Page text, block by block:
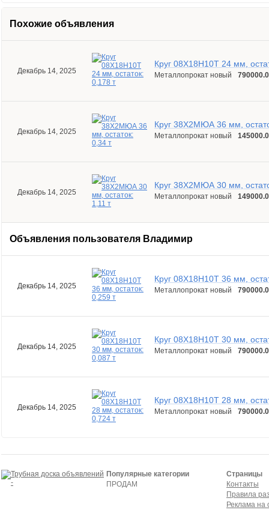
Похожие объявления
Декабрь 14, 2025
Круг 08Х18Н10Т 24 мм,
Металлопрокат новый
Декабрь 14, 2025
Круг 38Х2МЮА 36 мм,
Металлопрокат новый
Декабрь 14, 2025
Круг 38Х2МЮА 30 мм,
Металлопрокат новый
Объявления пользователя Владимир
Декабрь 14, 2025
Круг 08Х18Н10Т 36 мм,
Металлопрокат новый
Декабрь 14, 2025
Круг 08Х18Н10Т 30 мм,
Металлопрокат новый
Декабрь 14, 2025
Круг 08Х18Н10Т 28 мм,
Металлопрокат новый
Популярные категории
ПРОДАМ
Страницы
Контакты
Правила
Реклама на